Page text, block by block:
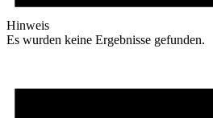
Hinweis
Es wurden keine Ergebnisse gefunden.